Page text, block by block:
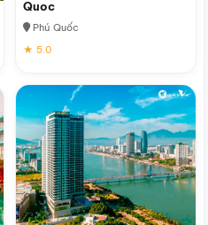
Quoc
Phú Quốc
★ 5.0